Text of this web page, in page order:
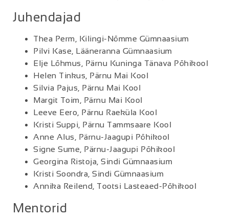
Juhendajad
Thea Perm, Kilingi-Nõmme Gümnaasium
Pilvi Kase, Lääneranna Gümnaasium
Elje Lõhmus, Pärnu Kuninga Tänava Põhikool
Helen Tinkus, Pärnu Mai Kool
Silvia Pajus, Pärnu Mai Kool
Margit Toim, Pärnu Mai Kool
Leeve Eero, Pärnu Raeküla Kool
Kristi Suppi, Pärnu Tammsaare Kool
Anne Alus, Pärnu-Jaagupi Põhikool
Signe Sume, Pärnu-Jaagupi Põhikool
Georgina Ristoja, Sindi Gümnaasium
Kristi Soondra, Sindi Gümnaasium
Annika Reilend, Tootsi Lasteaed-Põhikool
Mentorid